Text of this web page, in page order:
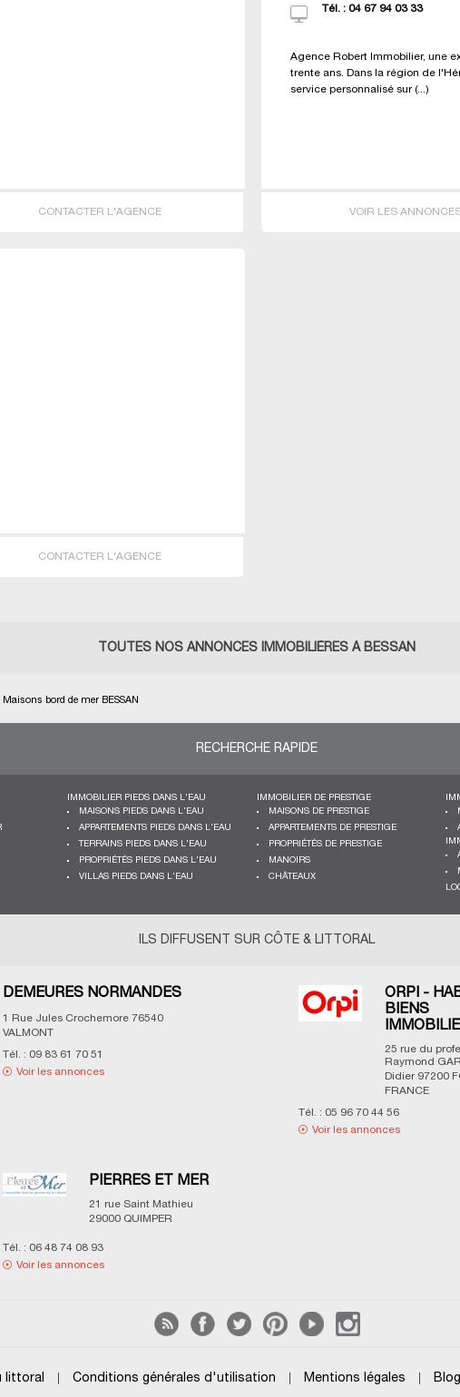
CONTACTER L'AGENCE
Tél. :04 67 94 03 33
Agence Robert Immobilier, une
trente ans. Dans la région de
service personnalisé sur (...)
VOIR LES
CONTACTER L'AGENCE
TOUTES NOS ANNONCES IMMOBILIÈRES À BESSAN
Maisons bord de mer BESSAN
RECHERCHE RAPIDE
IMMOBILIER PIEDS DANS L'EAU
MAISONS PIEDS DANS L'EAU
APPARTEMENTS PIEDS DANS L'EAU
TERRAINS PIEDS DANS L'EAU
PROPRIÉTÉS PIEDS DANS L'EAU
VILLAS PIEDS DANS L'EAU
IMMOBILIER DE PRESTIGE
MAISONS DE PRESTIGE
APPARTEMENTS DE PRESTIGE
PROPRIÉTÉS DE PRESTIGE
MANOIRS
CHÂTEAUX
ILS DIFFUSENT SUR CÔTE & LITTORAL
DEMEURES NORMANDES
1 Rue Jules Crochemore 76540
VALMONT
Tél. : 09 83 61 70 51
Voir les annonces
ORPI -
BIENS
25 rue du
Raymond
Didier 97200
FRANCE
Tél. : 05 96 70 44 56
Voir les annonces
PIERRES ET MER
21 rue Saint Mathieu
29000 QUIMPER
Tél. : 06 48 74 08 93
Voir les annonces
littoral Conditions générales d'utilisation Mentions légales Blog